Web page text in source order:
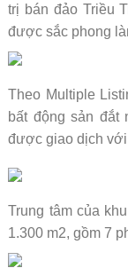
trị bán đảo Triều
được sắc phong
Theo Multiple
bất động sản đắt
được giao dịch
Trung tâm của
1.300 m2, gồm 7